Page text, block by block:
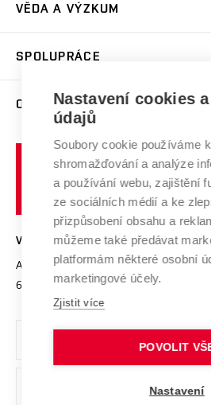
Sport na VUT
Brno
Celoživotní vzdělávání
E-přihláška
Harmonogram akademického roku
Závěrečné práce
Doktorské studium
Zpracování osobních údajů studentů
Sociální bezpečí
Studium bez bariér
Podpora podnikání
VĚDA A VÝZKUM
Mezinárodní vědecká rada
Systém zajišťování kvality výzkumu
Výzkumné infrastruktury
Transfer znalostí
Open Science
Projekty
Projekty ze strukturálních fondů
Specifický výzkum
SPOLUPRÁCE
Firemní spolupráce
Zahraniční spolupráce
Spolupráce se školami
Služby univerzity
Mezinárodní dohody
Univerzitní sítě
O UNIVERZITĚ
Profil univerzity
Udržitelná univerzita
Podnikavá univerzita / ContriBUTe
Bezpečná univerzita
Vyznamenání
Organizační struktura
Ochrana osobních údajů
odkaz)
VYSOKÉ UČENÍ TECHNICKÉ V BRNĚ
Antonínská 548/1
602 00 Brno
www.vut.cz
vut@vutbr.cz
Nastavení cookies
údajů
Soubory cookie používáme
shromažďování a analýze
a používání webu, zajištění
ze sociálních médií a ke
přizpůsobení obsahu a
můžeme také předávat
platformám některé osobní
marketingové účely.
Zjistit více
POVOLIT
Nastavení